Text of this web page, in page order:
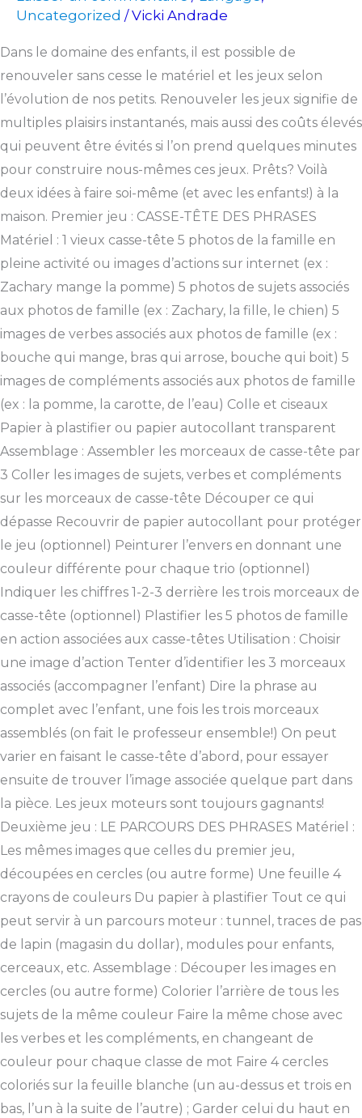
Uncategorized /Vicki Andrade
Dans le domaine des enfants, il est possible de
renouveler sans cesse le matériel et les jeux selon
l’évolution de nos petits. Renouveler les jeux signifie de
multiples plaisirs instantanés, mais aussi des coûts élevés
qui peuvent être évités si l’on prend quelques minutes
pour construire nous-mêmes ces jeux. Prêts? Voilà
deux idées à faire soi-même (et avec les enfants!) à la
maison. Premier jeu : CASSE-TÊTE DES PHRASES
Matériel : 1 vieux casse-tête 5 photos de la famille en
pleine activité ou images d’actions sur internet (ex :
Zachary mange la pomme) 5 photos de sujets associés
aux photos de famille (ex : Zachary, la fille, le chien) 5
images de verbes associés aux photos de famille (ex :
bouche qui mange, bras qui arrose, bouche qui boit) 5
images de compléments associés aux photos de famille
(ex : la pomme, la carotte, de l’eau) Colle et ciseaux
Papier à plastifier ou papier autocollant transparent
Assemblage : Assembler les morceaux de casse-tête par
3 Coller les images de sujets, verbes et compléments
sur les morceaux de casse-tête Découper ce qui
dépasse Recouvrir de papier autocollant pour protéger
le jeu (optionnel) Peinturer l’envers en donnant une
couleur différente pour chaque trio (optionnel)
Indiquer les chiffres 1-2-3 derrière les trois morceaux de
casse-tête (optionnel) Plastifier les 5 photos de famille
en action associées aux casse-têtes Utilisation : Choisir
une image d’action Tenter d’identifier les 3 morceaux
associés (accompagner l’enfant) Dire la phrase au
complet avec l’enfant, une fois les trois morceaux
assemblés (on fait le professeur ensemble!) On peut
varier en faisant le casse-tête d’abord, pour essayer
ensuite de trouver l’image associée quelque part dans
la pièce. Les jeux moteurs sont toujours gagnants!
Deuxième jeu : LE PARCOURS DES PHRASES Matériel :
Les mêmes images que celles du premier jeu,
découpées en cercles (ou autre forme) Une feuille 4
crayons de couleurs Du papier à plastifier Tout ce qui
peut servir à un parcours moteur : tunnel, traces de pas
de lapin (magasin du dollar), modules pour enfants,
cerceaux, etc. Assemblage : Découper les images en
cercles (ou autre forme) Colorier l’arrière de tous les
sujets de la même couleur Faire la même chose avec
les verbes et les compléments, en changeant de
couleur pour chaque classe de mot Faire 4 cercles
coloriés sur la feuille blanche (un au-dessus et trois en
bas, l’un à la suite de l’autre) ; Garder celui du haut en